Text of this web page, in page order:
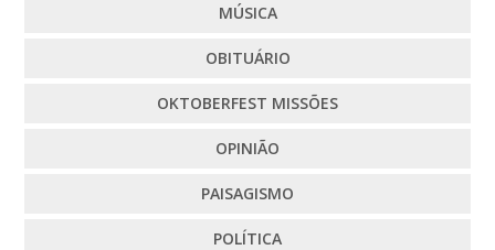
MÚSICA
OBITUÁRIO
OKTOBERFEST MISSÕES
OPINIÃO
PAISAGISMO
POLÍTICA